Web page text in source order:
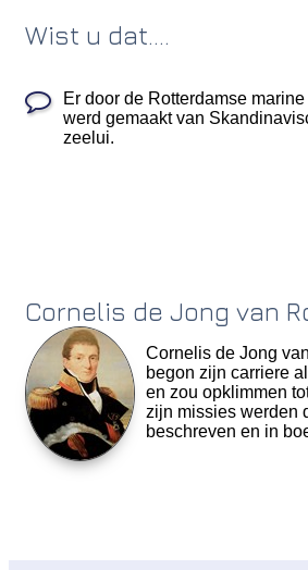
Wist u dat....
Er door de Rotterdamse
werd gemaakt van
zeelui.
Cornelis de Jong van
Cornelis de Jong
begon zijn carriere
en zou opklimmen
zijn missies werden
beschreven en in